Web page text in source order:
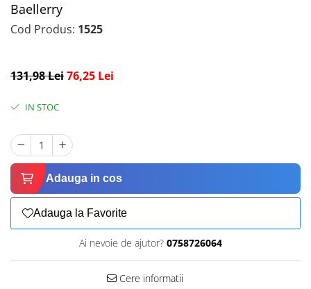
Baellerry
Cod Produs: 1525
131,98 Lei76,25 Lei
IN STOC
Adauga in cos
Adauga la Favorite
Ai nevoie de ajutor? 0758726064
Cere informatii